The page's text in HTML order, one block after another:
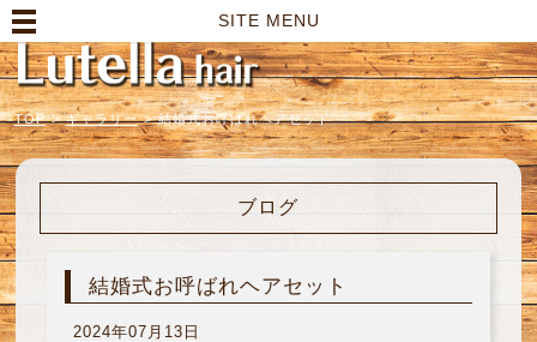
SITE MENU
TOP > ギャラリー > 結婚式お呼ばれヘアセット
ブログ
結婚式お呼ばれヘアセット
2024年07月13日